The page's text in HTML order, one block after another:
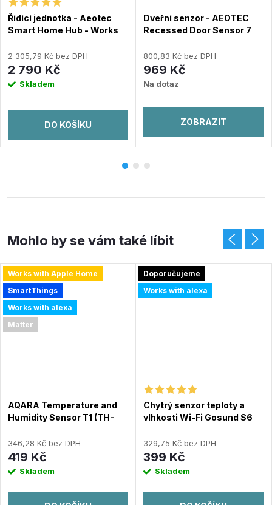
Řídící jednotka - Aeotec
Smart Home Hub - Works
2 305,79 Kč bez DPH
2 790 Kč
Skladem
DO KOŠÍKU
Dveřní senzor - AEOTEC
Recessed Door Sensor 7
800,83 Kč bez DPH
969 Kč
Na dotaz
ZOBRAZIT
Works with Apple Home
SmartThings
Works with alexa
Matter
AQARA Temperature and
Humidity Sensor T1 (TH-
multisenzor
346,28 Kč bez DPH
419 Kč
Skladem
Doporučujeme
Works with alexa
Chytrý senzor teploty a
vlhkosti Wi-Fi Gosund S6
329,75 Kč bez DPH
399 Kč
Skladem